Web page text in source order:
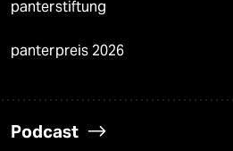
panterstiftung
panterpreis 2026
Podcast